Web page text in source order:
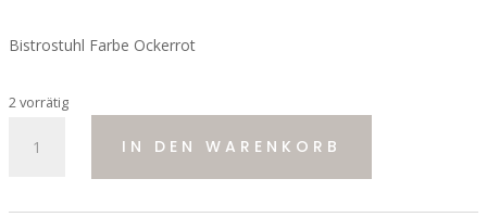
Bistrostuhl Farbe Ockerrot
2 vorrätig
Fermob:
IN DEN WARENKORB